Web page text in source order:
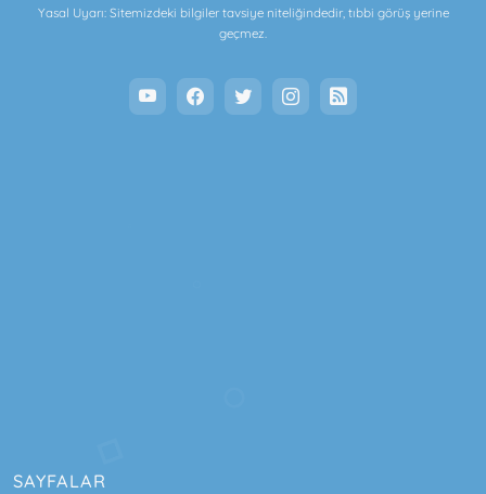
Yasal Uyarı: Sitemizdeki bilgiler tavsiye niteliğindedir, tıbbi görüş yerine
geçmez.
SAYFALAR